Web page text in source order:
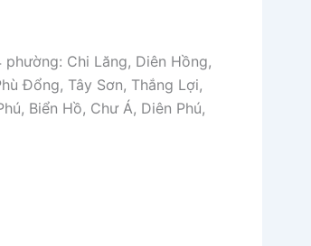
Chi Lăng, Diên Hồng,
Đổng, Tây Sơn, Thắng Lợi,
Biển Hồ, Chư Á, Diên Phú,